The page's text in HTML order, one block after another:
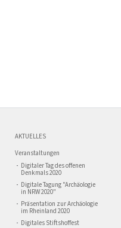
AKTUELLES
Veranstaltungen
Digitaler Tag des offenen
Denkmals 2020
Digitale Tagung "Archäologie
in NRW 2020"
Präsentation zur Archäologie
im Rheinland 2020
Digitales Stiftshoffest